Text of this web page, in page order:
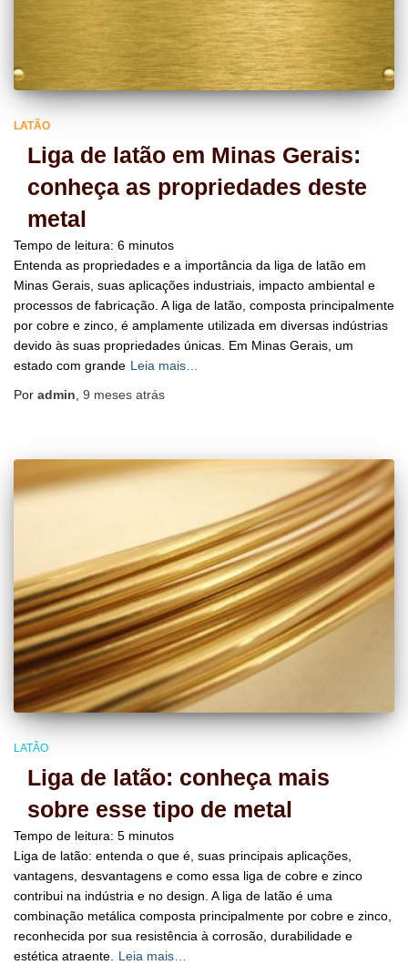
LATÃO
Liga de latão em Minas Gerais:
conheça as propriedades deste
metal
Tempo de leitura: 6 minutos
Entenda as propriedades e a importância da liga de latão em
Minas Gerais, suas aplicações industriais, impacto ambiental e
processos de fabricação. A liga de latão, composta principalmente
por cobre e zinco, é amplamente utilizada em diversas indústrias
devido às suas propriedades únicas. Em Minas Gerais, um
estado com grande Leia mais…
Por admin 9 meses atrás
LATÃO
Liga de latão: conheça mais
sobre esse tipo de metal
Tempo de leitura: 5 minutos
Liga de latão: entenda o que é, suas principais aplicações,
vantagens, desvantagens e como essa liga de cobre e zinco
contribui na indústria e no design. ​A liga de latão é uma
combinação metálica composta principalmente por cobre e zinco,
reconhecida por sua resistência à corrosão, durabilidade e
estética atraente. Leia mais…